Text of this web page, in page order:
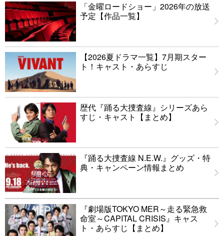
「金曜ロードショー」2026年の放送
予定【作品一覧】
【2026夏ドラマ一覧】7月期スター
ト！キャスト・あらすじ
歴代『踊る大捜査線』シリーズあら
すじ・キャスト【まとめ】
『踊る大捜査線 N.E.W.』グッズ・特
典・キャンペーン情報まとめ
『劇場版TOKYO MER～走る緊急救
命室～CAPITAL CRISIS』キャス
ト・あらすじ【まとめ】